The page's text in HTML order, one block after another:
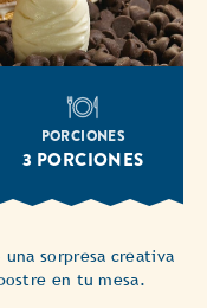
PORCIONES
3 PORCIONES
una sorpresa creativa
en tu mesa.